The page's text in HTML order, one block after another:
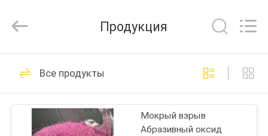
ДОМ
ПРОДУКТЫ
цвета
поставщик.
2021
Eastking
Limited.
Браун сплавил
глинозем
47
Продукция
Все продукты
Мокрый взрыв
Абразивный оксид